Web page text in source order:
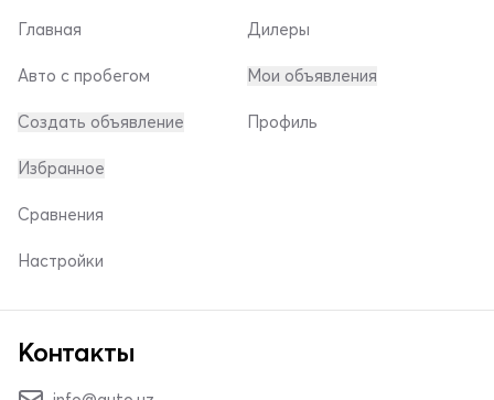
Главная
Авто с пробегом
Создать объявление
Дилеры
Мои объявления
Профиль
Избранное
Сравнения
Настройки
Контакты